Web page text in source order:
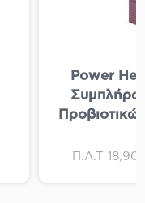
Power
Π.Λ.Τ